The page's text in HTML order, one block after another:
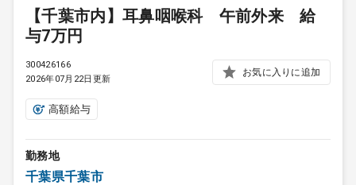
【千葉市内】耳鼻咽喉科 午前外来 給
与7万円
300426166
2026年07月22日更新
お気に入りに追加
高額給与
勤務地
千葉県千葉市